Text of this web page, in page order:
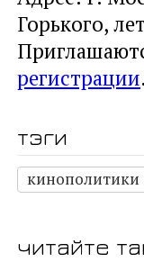
Горького,
регистрации.
тэги
кинополитики
читайте